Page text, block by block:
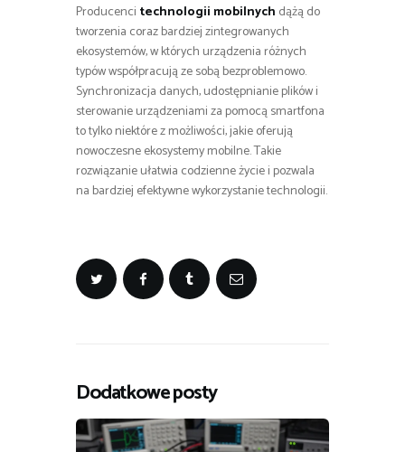
Producenci technologii mobilnych dążą do
tworzenia coraz bardziej zintegrowanych
ekosystemów, w których urządzenia różnych
typów współpracują ze sobą bezproblemowo.
Synchronizacja danych, udostępnianie plików i
sterowanie urządzeniami za pomocą smartfona
to tylko niektóre z możliwości, jakie oferują
nowoczesne ekosystemy mobilne. Takie
rozwiązanie ułatwia codzienne życie i pozwala
na bardziej efektywne wykorzystanie technologii.
Dodatkowe posty